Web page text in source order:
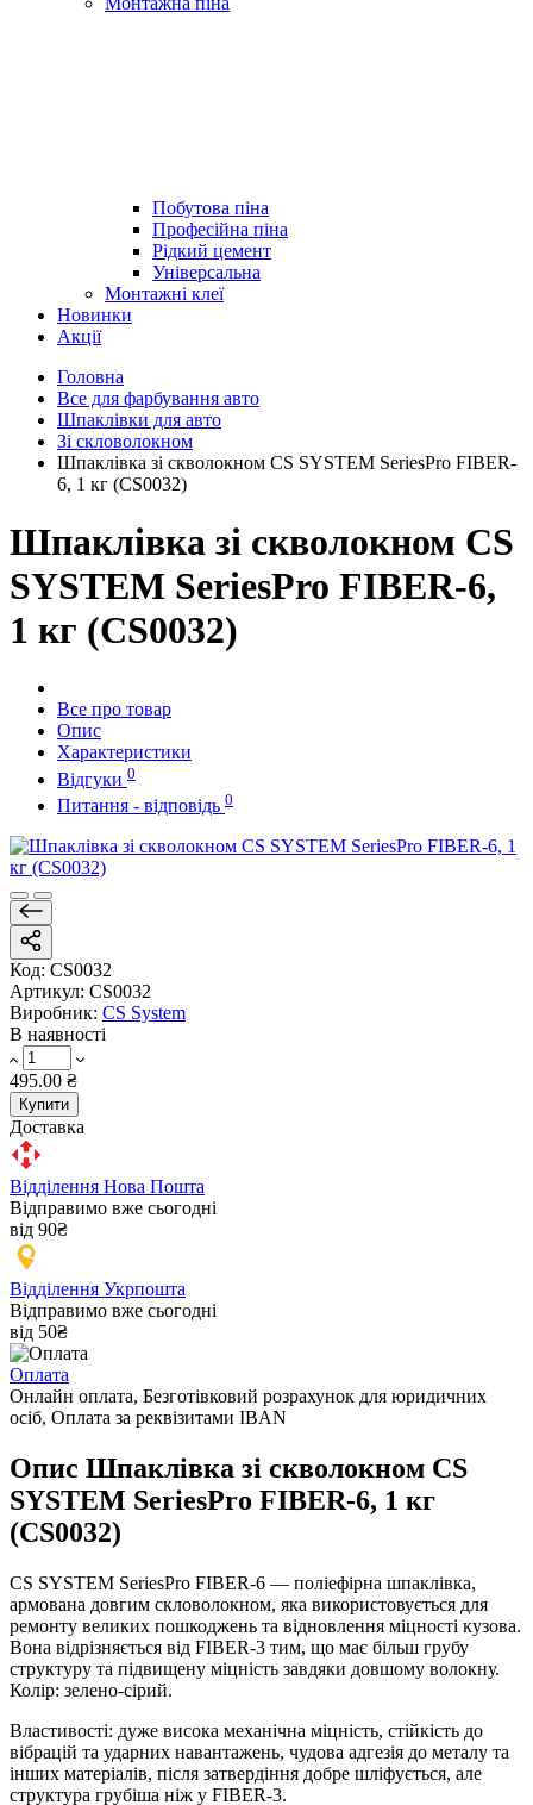
Побутова піна
Професійна піна
Рідкий цемент
Універсальна
Монтажні клеї
Новинки
Акції
Головна
Все для фарбування авто
Шпаклівки для авто
Зі скловолокном
Шпаклівка зі скволокном CS SYSTEM SeriesPro FIBER-
6, 1 кг (CS0032)
Шпаклівка зі скволокном CS
SYSTEM SeriesPro FIBER-6,
1 кг (CS0032)
Все про товар
Опис
Характеристики
Відгуки 0
Питання - відповідь 0
Код: CS0032
Артикул: CS0032
Виробник: CS System
В наявності
495.00 ₴
Купити
Доставка
Відділення Нова Пошта
Відправимо вже сьогодні
від 90₴
Відділення Укрпошта
Відправимо вже сьогодні
від 50₴
Оплата
Онлайн оплата, Безготівковий розрахунок для юридичних
осіб, Оплата за реквізитами IBAN
Опис Шпаклівка зі скволокном CS
SYSTEM SeriesPro FIBER-6, 1 кг
(CS0032)
CS SYSTEM SeriesPro FIBER-6 — поліефірна шпаклівка,
армована довгим скловолокном, яка використовується для
ремонту великих пошкоджень та відновлення міцності кузова.
Вона відрізняється від FIBER-3 тим, що має більш грубу
структуру та підвищену міцність завдяки довшому волокну.
Колір: зелено-сірий.
Властивості: дуже висока механічна міцність, стійкість до
вібрацій та ударних навантажень, чудова адгезія до металу та
інших матеріалів, після затвердіння добре шліфується, але
структура грубіша ніж у FIBER-3.